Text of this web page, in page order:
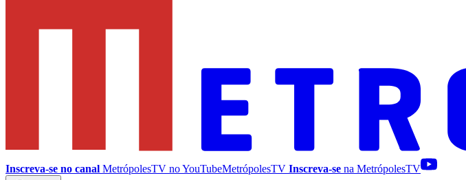
Inscreva-se no canal MetrópolesTV noYouTubeMetrópolesTV Inscreva-se na MetrópolesTV